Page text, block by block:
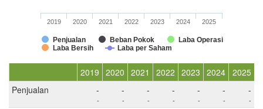
Penjualan Beban Pokok
Laba Operasi
Laba Bersih
Laba per Saham
2019 2020 2021 2022 2023 2024 2025
2019 2020 2021 2022 2023 2024 2025
Penjualan
-
-
-
-
-
-
-
-
-
-
-
-
-
-